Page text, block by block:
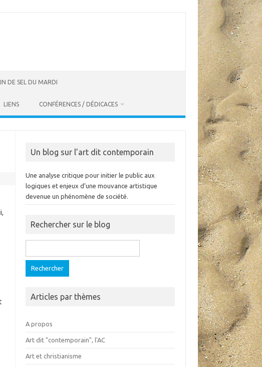
DE SEL DU MARDI
LIENS CONFÉRENCES / DÉDICACES
Un blog sur l’art dit contemporain
Une analyse critique pour initier le public aux
logiques et enjeux d’une mouvance artistique
devenue un phénomène de société.
Rechercher sur le blog
Articles par thèmes
A propos
Art dit "contemporain", l'AC
Art et christianisme